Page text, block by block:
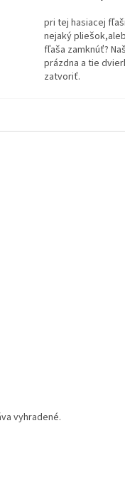
pri tej hasiacej
nejaký
fľaša zamknúť?
prázdna a tie
zatvoriť.
vyhradené.